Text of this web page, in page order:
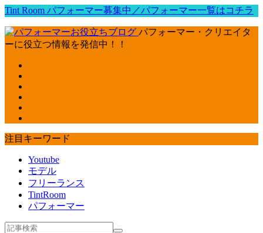
Tint Room パフォーマー募集中／パフォーマー一覧はコチラ
パフォーマー・クリエイタ
ーに役立つ情報を発信中！！
注目キーワード
Youtube
モデル
フリーランス
TintRoom
パフォーマー